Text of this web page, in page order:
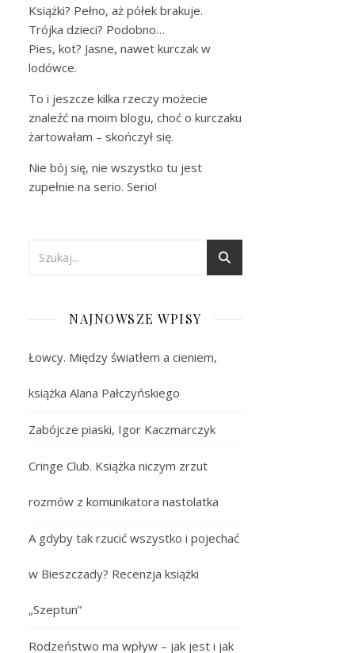
Książki? Pełno, aż półek brakuje.
Trójka dzieci? Podobno…
Pies, kot? Jasne, nawet kurczak w
lodówce.
To i jeszcze kilka rzeczy możecie
znaleźć na moim blogu, choć o kurczaku
żartowałam – skończył się.
Nie bój się, nie wszystko tu jest
zupełnie na serio. Serio!
NAJNOWSZE WPISY
Łowcy. Między światłem a cieniem,
książka Alana Pałczyńskiego
Zabójcze piaski, Igor Kaczmarczyk
Cringe Club. Książka niczym zrzut
rozmów z komunikatora nastolatka
A gdyby tak rzucić wszystko i pojechać
w Bieszczady? Recenzja książki
„Szeptun”
Rodzeństwo ma wpływ – jak jest i jak